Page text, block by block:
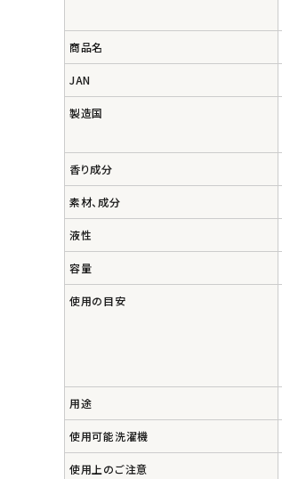
アルモニベルツ
コラム・スタッフのおすすめ
アカウント情報
ようこそ ゲスト 様
ログイン person 会員登録
商品名
JAN
製造国
香り成分
素材、成分
液性
容量
使用の目安
用途
使用可能洗濯機
使用上のご注意